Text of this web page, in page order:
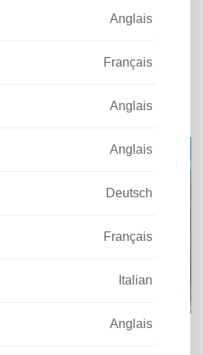
pas attendu la date
choisi d'anticiper cette
Anglais
Français
Anglais
Anglais
Deutsch
Français
Italian
Anglais